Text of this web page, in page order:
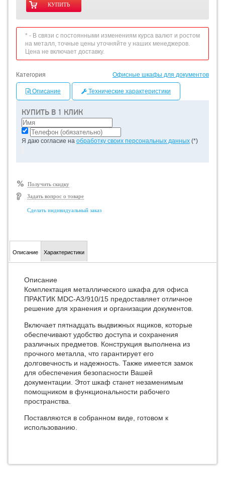
КУПИТЬ В 1 КЛИК
Я даю согласие на обработку своих персональных данных (*)
Получить скидку
Задать вопрос о товаре
Сделать индивидуальный заказ
* - В связи с постоянными изменениям курса валют и ростом
на металл, точные цены уточняйте у наших менеджеров.
Цена не включает доставку.
Категория Офисные шкафы для документов
Описание Технические характеристики
Описание Характеристики
Описание
Комплектация металлического шкафа для офиса
ПРАКТИК MDC-A3/910/15 предоставляет отличное
решение для хранения и организации документов.
Включает пятнадцать выдвижных ящиков, которые
обеспечивают удобство доступа и сохранения
различных предметов. Конструкция выполнена из
прочного металла, что гарантирует его
долговечность и надежность. Также имеется замок
для обеспечения безопасности Вашей
документации. Этот шкаф станет незаменимым
помощником в функциональности рабочего
пространства.
Поставляются в собранном виде, готовом к
использованию.